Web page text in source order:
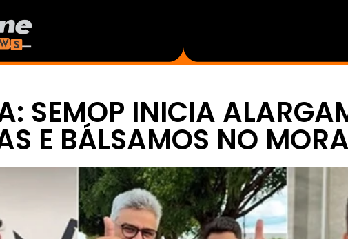
SEMOP INICIA
E BÁLSAMOS NO